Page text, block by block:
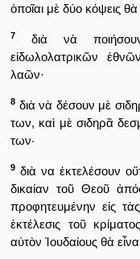
ὁποῖαι μὲ δύο κόψεις
7
διὰ νὰ
εἰδωλολατρικῶν
λαῶν·
8 διὰ νὰ δέσουν μὲ
των, καὶ μὲ σιδηρᾶ
των·
9 διὰ να ἐκτελέσουν
δικαίαν τοῦ Θεοῦ
προφητευμένην εἰς
ἐκτέλεσις τοῦ
αὐτὸν Ἰουδαίους θὰ